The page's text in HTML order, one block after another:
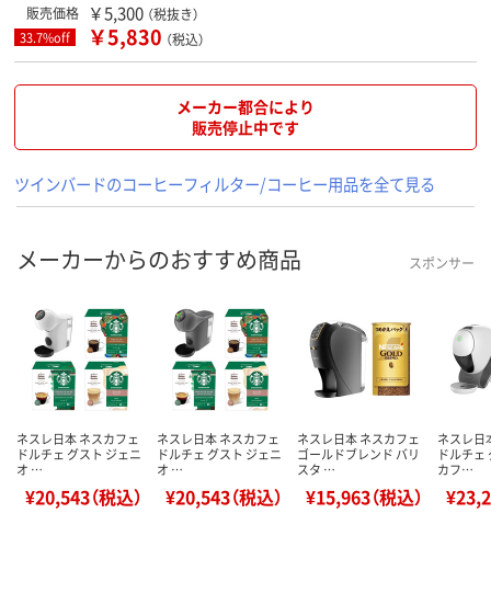
販売価格 ￥5,300 （税抜き）
33.7%off ￥5,830 （税込）
メーカー都合により
販売停止中です
ツインバードのコーヒーフィルター/コーヒー用品を全て見る
メーカーからのおすすめ商品 スポンサー
ネスレ日本 ネスカフェ
ドルチェ グスト ジェニ
オ …
¥20,543（税込）
ネスレ日本 ネスカフェ
ドルチェ グスト ジェニ
オ …
¥20,543（税込）
ネスレ日本 ネスカフェ
ゴールドブレンド バリ
スタ …
¥15,963（税込）
ネスレ日
ドルチェ
カフ…